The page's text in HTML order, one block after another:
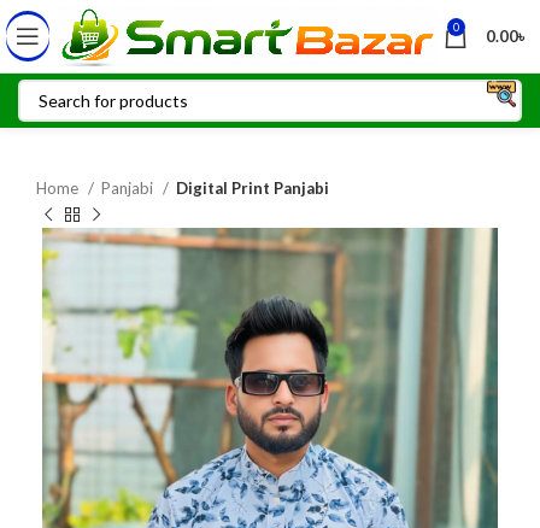
0 0.00৳
Home Panjabi Digital Print Panjabi